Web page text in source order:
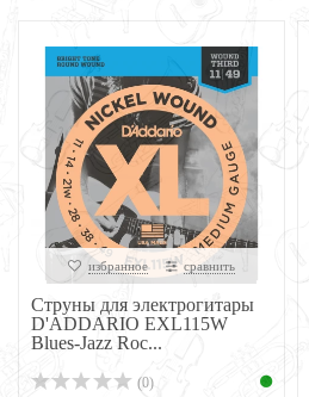
избранное сравнить
Струны для электрогитары
D'ADDARIO EXL115W
Blues-Jazz Roc...
(0)